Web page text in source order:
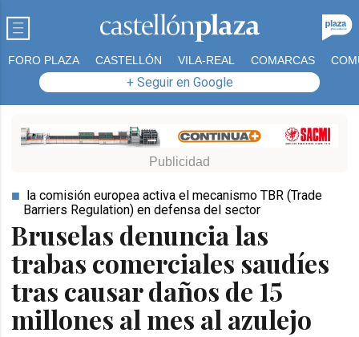
FORO PLAZA CASTELLÓN VILA-REAL COMARCAS
+ Seguir en Google
Bruselas denuncia las
trabas comerciales saudíes
tras causar daños de 15
millones al mes al azulejo
la comisión europea activa el mecanismo TBR (Trade
Barriers Regulation) en defensa del sector